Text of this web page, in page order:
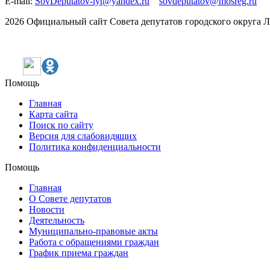
2026 Официальный сайт Совета депутатов городского округа
Помощь
Главная
Карта сайта
Поиск по сайту
Версия для слабовидящих
Политика конфиденциальности
Помощь
Главная
О Совете депутатов
Новости
Деятельность
Муниципально-правовые акты
Работа с обращениями граждан
График приема граждан